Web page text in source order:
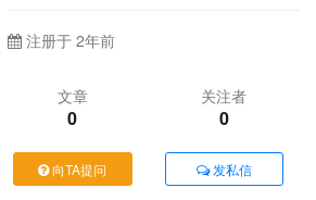
注册于 2年前
文章
0
关注者
0
向TA提问 发私信